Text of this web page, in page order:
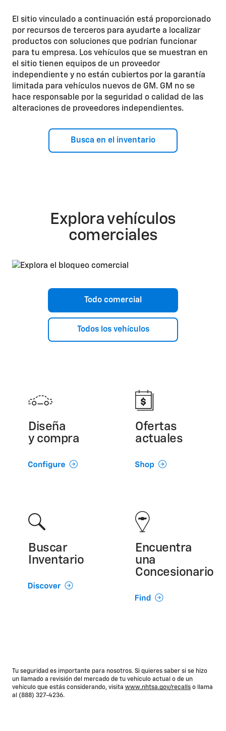
El sitio vinculado a continuación está proporcionado
por recursos de terceros para ayudarte a localizar
productos con soluciones que podrían funcionar
para tu empresa. Los vehículos que se muestran en
el sitio tienen equipos de un proveedor
independiente y no están cubiertos por la garantía
limitada para vehículos nuevos de GM. GM no se
hace responsable por la seguridad o calidad de las
alteraciones de proveedores independientes.
Busca en el inventario
Explora vehículos
comerciales
Todo comercial
Todos los vehículos
Diseña
y compra
Ofertas
actuales
Buscar
Inventario
Encuentra
una
Concesionario
Tu seguridad es importante para nosotros. Si quieres saber si se hizo
un llamado a revisión del mercado de tu vehículo actual o de un
vehículo que estás considerando, visita www.nhtsa.gov/recalls o llama
al (888) 327-4236.